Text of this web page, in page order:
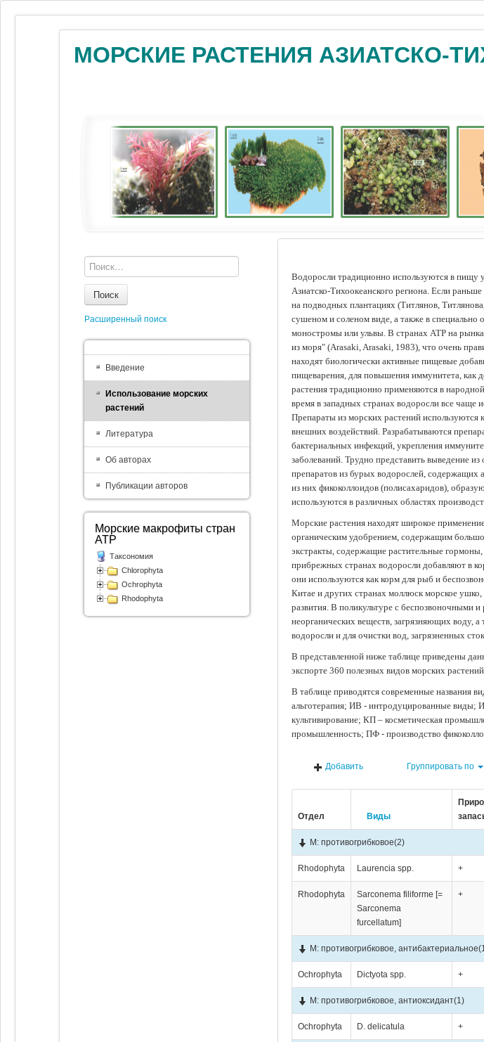
МОРСКИЕ РАСТЕНИЯ АЗИАТСКО-
Водоросли традиционно используются в пищу
Азиатско-Тихоокеанского региона. Если
на подводных плантациях (Tитлянов,
сушеном и соленом виде, а также в
моностромы или ульвы. В странах АТР на
из моря" (Arasaki, Arasaki, 1983), что очень
находят биологически активные пищевые
пищеварения, для повышения иммунитета,
растения традиционно применяются в
время в западных странах водоросли все чаще
Препараты из морских растений
внешних воздействий. Разрабатываются
бактериальных инфекций, укрепления
заболеваний. Трудно представить выведение
препаратов из бурых водорослей, содержащих
из них фикоколлоидов (полисахаридов),
используются в различных областях
Морские растения находят широкое
органическим удобрением, содержащим
экстракты, содержащие растительные
прибрежных странах водоросли добавляют в
они используются как корм для рыб и
Китае и других странах моллюск морское
развития. В поликультуре с беспозвоночными
неорганических веществ, загрязняющих
водоросли и для очистки вод, загрязненных
В представленной ниже таблице приведены
экспорте 360 полезных видов морских
В таблице приводятся современные названия
альготерапия; ИВ - интродуцированные
культивирование; КП – косметическая
промышленность; ПФ - производство
Добавить Группировать по
Отдел Виды
М: противогрибковое(2)
Rhodophyta Laurencia spp. +
Rhodophyta
Sarconema filiforme [=
Sarconema
furcellatum]
+
М: противогрибковое, антибактериальное
Ochrophyta Dictyota spp. +
М: противогрибковое, антиоксидант(1)
Ochrophyta D. delicatula +
Поиск
Расширенный поиск
Введение
Использование морских
растений
Литература
Об авторах
Публикации авторов
Морские макрофиты стран
АТР
Таксономия
Chlorophyta
Ochrophyta
Rhodophyta